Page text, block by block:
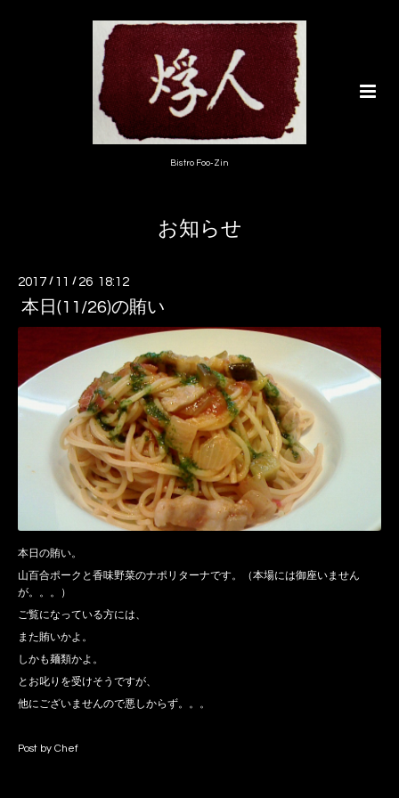
Bistro Foo-Zin
お知らせ
2017 / 11 / 26 18:12
本日(11/26)の賄い
本日の賄い。
山百合ポークと香味野菜のナポリターナです。（本場には御座いません
が。。。）
ご覧になっている方には、
また賄いかよ。
しかも麺類かよ。
とお叱りを受けそうですが、
他にございませんので悪しからず。。。
Post by Chef